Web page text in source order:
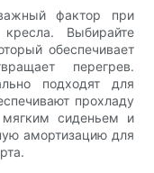
фактор при
Выбирайте
обеспечивает
перегрев.
подходят для
прохладу
сиденьем и
амортизацию для